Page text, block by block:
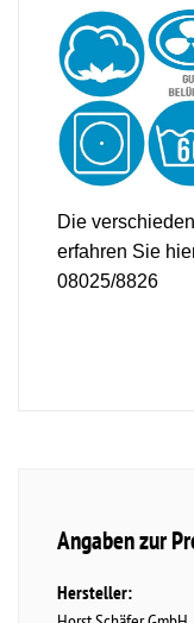
Die
erfahren Sie
08025/8826
Angaben zur
Hersteller: